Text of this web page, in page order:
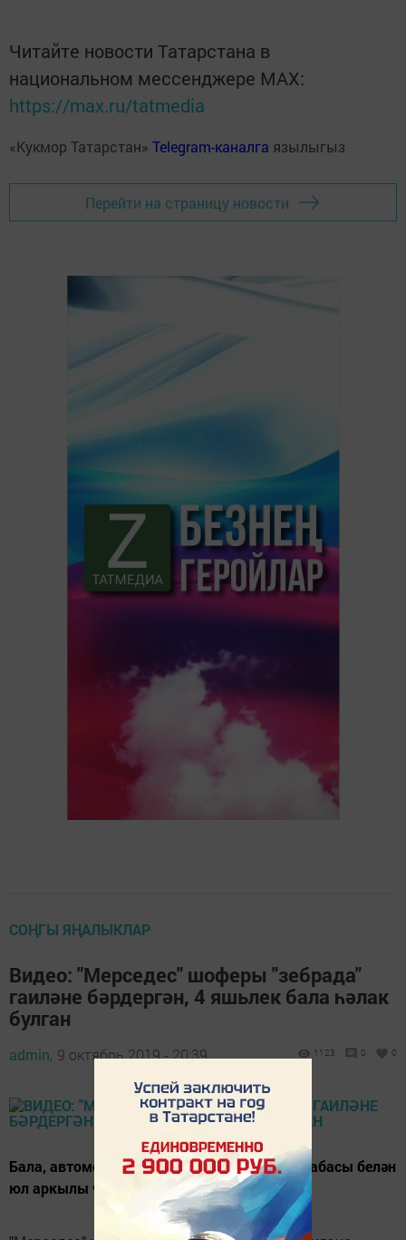
Читайте новости Татарстана в
национальном мессенджере MАХ:
https://max.ru/tatmedia
«Кукмор Татарстан» Telegram-каналга язылыгыз
Перейти на страницу новости
СОҢГЫ ЯҢАЛЫКЛАР
Видео: "Мерседес" шоферы "зебрада"
гаиләне бәрдергән, 4 яшьлек бала һәлак
булган
admin, 9 октябрь 2019 - 20:39 1123 0 0
Бала, автомобиль бәрдергәндә, әбисе һәм бабасы белән
юл аркылы чыккан.